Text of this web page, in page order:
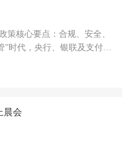
策核心要点：合规、安全、
”时代，央行、银联及支付清
晨会